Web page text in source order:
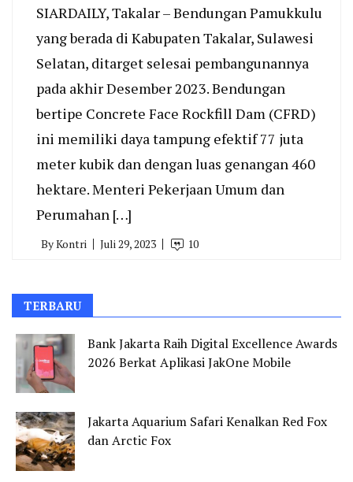
SIARDAILY, Takalar – Bendungan Pamukkulu
yang berada di Kabupaten Takalar, Sulawesi
Selatan, ditarget selesai pembangunannya
pada akhir Desember 2023. Bendungan
bertipe Concrete Face Rockfill Dam (CFRD)
ini memiliki daya tampung efektif 77 juta
meter kubik dan dengan luas genangan 460
hektare. Menteri Pekerjaan Umum dan
Perumahan […]
ByKontri Juli 29, 2023 10
TERBARU
Bank Jakarta Raih Digital Excellence Awards
2026 Berkat Aplikasi JakOne Mobile
Jakarta Aquarium Safari Kenalkan Red Fox
dan Arctic Fox